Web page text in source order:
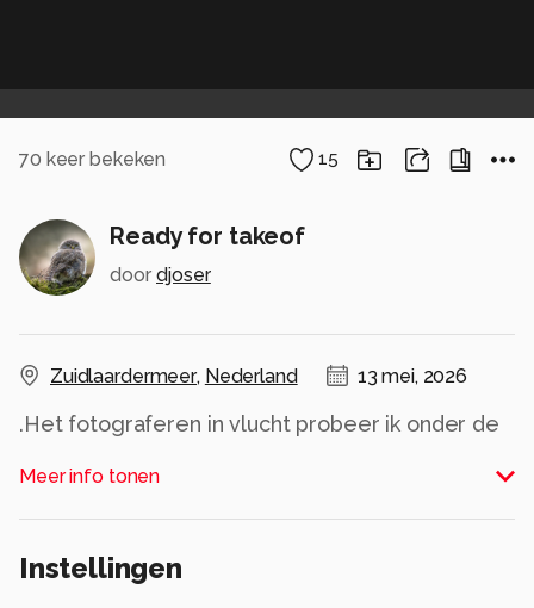
70 keer bekeken 15
Ready for takeof
door djoser
Zuidlaardermeer, Nederland 13 mei, 2026
.Het fotograferen in vlucht probeer ik onder de
het.
Meer info tonen
Instellingen